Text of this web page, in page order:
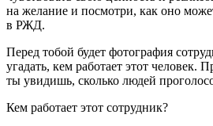
на желание и посмотри, как оно
в РЖД.
Перед тобой будет фотография
угадать, кем работает этот человек.
ты увидишь, сколько людей
Кем работает этот сотрудник?